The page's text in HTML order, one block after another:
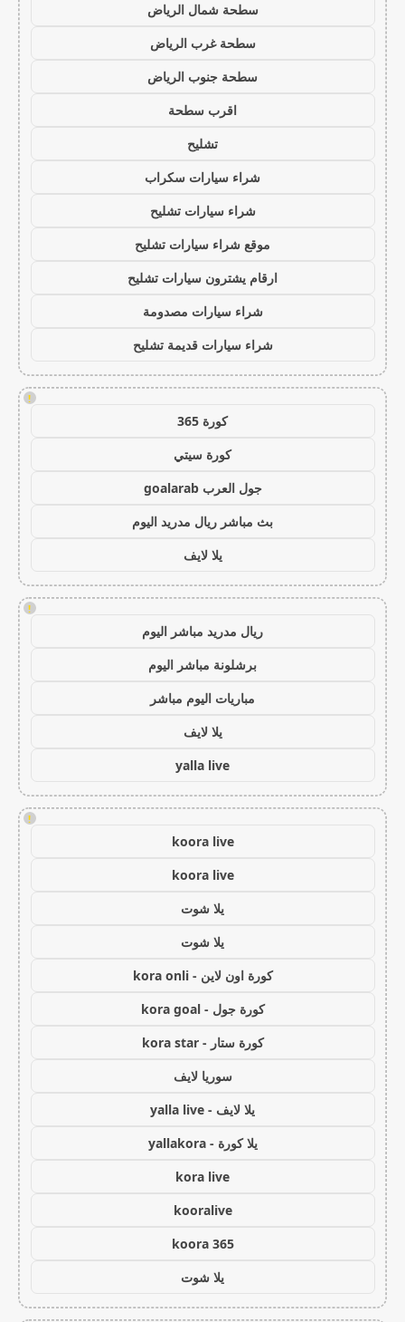
سطحة شمال الرياض
سطحة غرب الرياض
سطحة جنوب الرياض
اقرب سطحة
تشليح
شراء سيارات سكراب
شراء سيارات تشليح
موقع شراء سيارات تشليح
ارقام يشترون سيارات تشليح
شراء سيارات مصدومة
شراء سيارات قديمة تشليح
!
كورة 365
كورة سيتي
جول العرب goalarab
بث مباشر ريال مدريد اليوم
يلا لايف
!
ريال مدريد مباشر اليوم
برشلونة مباشر اليوم
مباريات اليوم مباشر
يلا لايف
yalla live
!
koora live
koora live
يلا شوت
يلا شوت
كورة اون لاين - kora onli
كورة جول - kora goal
كورة ستار - kora star
سوريا لايف
يلا لايف - yalla live
يلا كورة - yallakora
kora live
kooralive
koora 365
يلا شوت